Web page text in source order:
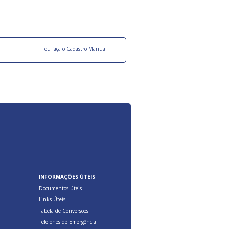
ou faça o Cadastro Manual
INFORMAÇÕES ÚTEIS
Documentos úteis
Links Úteis
Tabela de Conversões
Telefones de Emergência